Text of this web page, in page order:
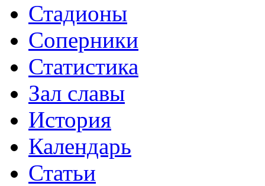
Стадионы
Соперники
Статистика
Зал славы
История
Календарь
Статьи